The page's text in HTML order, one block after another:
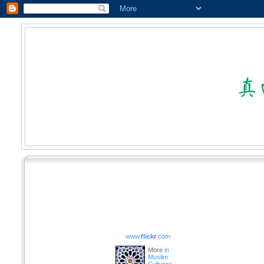
www.flickr.com
Morein
Muslim